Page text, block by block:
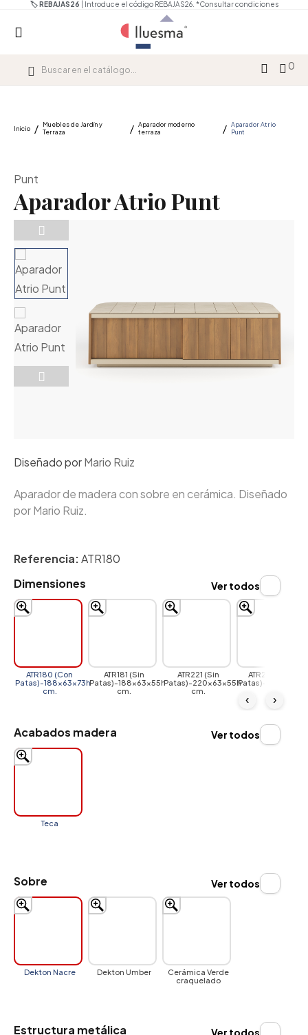
🏷️ REBAJAS26 | Introduce el código REBAJAS26. *Consultar condiciones
0
Inicio
Muebles de Jardín y
Terraza
Aparador moderno
terraza
Aparador Atrio
Punt
Punt
Aparador Atrio Punt
Diseñado porMario Ruiz
Aparador de madera con sobre en cerámica. Diseñado
por Mario Ruiz.
Referencia:ATR180
Dimensiones
ATR180 (Con
Patas)-188x63x73h
cm.
ATR181 (Sin
Patas)-188x63x55h
cm.
ATR221 (Sin
Patas)-220x63x55h
cm.
ATR220 (Con
Patas)-
‹ ›
Ver todos
Acabados madera
Teca
Ver todos
Sobre
Dekton Nacre Dekton Umber
Cerámica Verde
craquelado
Ver todos
Estructura metálica Ver todos